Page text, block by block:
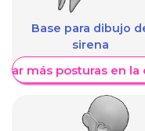
Base para dibujo
sirena
más posturas en